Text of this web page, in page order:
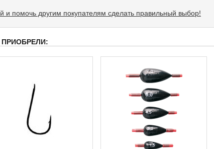
и помочь другим покупателям сделать правильный выбор!
ПРИОБРЕЛИ: